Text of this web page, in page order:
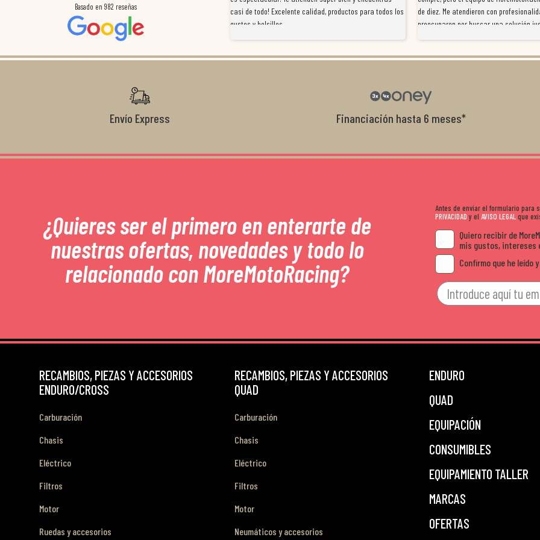
Basado en 982 reseñas
preocuparon por ayudarnos en todo. Gracias a Sergio,
magnífico gestor... atento, amable, un servicio de 10.
Gracias de nuevo por todo!
casi de todo! Excelente calidad, productos para todos los
gustos y bolsillos
de diez. Me atendieron con
preocuparon por buscar una solución
con el cliente, y me ofrecieron unas
Envío Express Financiación hasta 6 meses*
¿Quieres ser el primero en enterarte de
nuestras ofertas, novedades y todo lo
relacionado con MoreMotoRacing?
Antes de enviar el formulario para
PRIVACIDADy el AVISO LEGALque
Quiero recibir de
mis gustos, intereses
Confirmo que he leído
RECAMBIOS, PIEZAS Y ACCESORIOS
ENDURO/CROSS
Carburación
Chasis
Eléctrico
Filtros
Motor
Ruedas y accesorios
RECAMBIOS, PIEZAS Y ACCESORIOS
QUAD
Carburación
Chasis
Eléctrico
Filtros
Motor
Neumáticos y accesorios
ENDURO
QUAD
EQUIPACIÓN
CONSUMIBLES
EQUIPAMIENTO TALLER
MARCAS
OFERTAS